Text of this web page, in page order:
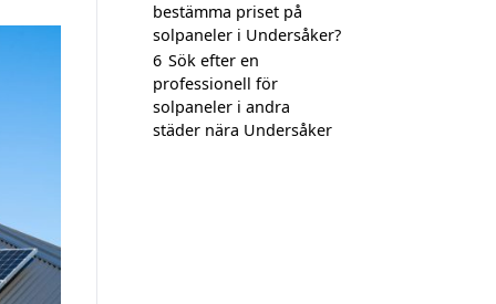
bestämma priset på
solpaneler i Undersåker?
6 Sök efter en
professionell för
solpaneler i andra
städer nära Undersåker